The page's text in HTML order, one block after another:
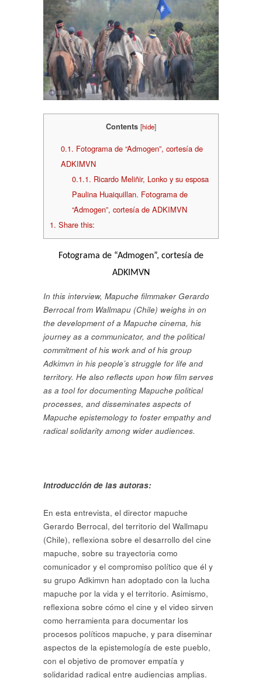
Contents [hide]
0.1. Fotograma de “Admogen”, cortesía de
ADKIMVN
0.1.1. Ricardo Meliñir, Lonko y su esposa
Paulina Huaiquillan. Fotograma de
“Admogen”, cortesía de ADKIMVN
1. Share this:
Fotograma de “Admogen”, cortesía de
ADKIMVN
In this interview, Mapuche filmmaker Gerardo
Berrocal from Wallmapu (Chile) weighs in on
the development of a Mapuche cinema, his
journey as a communicator, and the political
commitment of his work and of his group
Adkimvn in his people’s struggle for life and
territory. He also reflects upon how film serves
as a tool for documenting Mapuche political
processes, and disseminates aspects of
Mapuche epistemology to foster empathy and
radical solidarity among wider audiences.
Introducción de las autoras:
En esta entrevista, el director mapuche
Gerardo Berrocal, del territorio del Wallmapu
(Chile), reflexiona sobre el desarrollo del cine
mapuche, sobre su trayectoria como
comunicador y el compromiso político que él y
su grupo Adkimvn han adoptado con la lucha
mapuche por la vida y el territorio. Asimismo,
reflexiona sobre cómo el cine y el video sirven
como herramienta para documentar los
procesos políticos mapuche, y para diseminar
aspectos de la epistemología de este pueblo,
con el objetivo de promover empatía y
solidaridad radical entre audiencias amplias.